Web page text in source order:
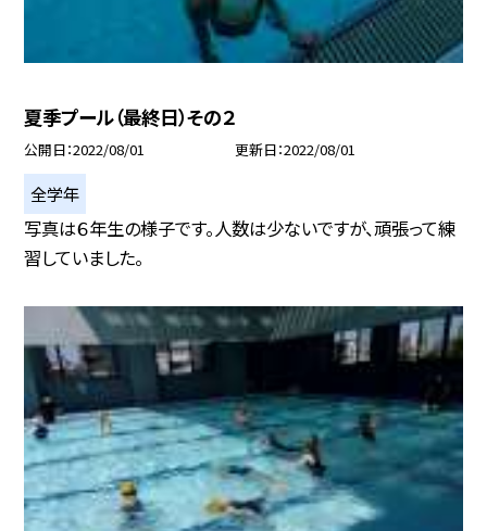
夏季プール（最終日）その２
公開日 2022/08/01 更新日 2022/08/01
全学年
写真は６年生の様子です。人数は少ないですが、頑張って練
習していました。